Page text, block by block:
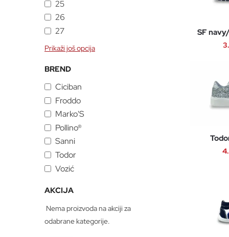
SF
25
26
27
Prikaži još opcija
BREND
Ciciban
Froddo
Marko'S
Pollino®
Sanni
Todor
Vozić
AKCIJA